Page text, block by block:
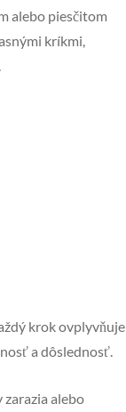
alebo piesčitom
kríkmi,
krok ovplyvňuje
a dôslednosť.
alebo